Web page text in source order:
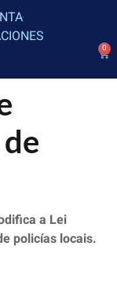
0
a Lei
policías locais.